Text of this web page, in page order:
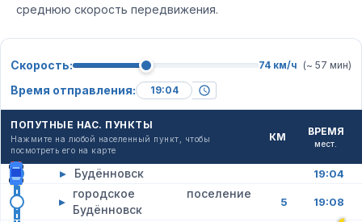
среднюю скорость передвижения.
Скорость: 74 км/ч (~ 57 мин)
Время отправления:
ПОПУТНЫЕ НАС. ПУНКТЫ
Нажмите на любой населенный пункт, чтобы
посмотреть его на карте
КМ ВРЕМЯ
мест.
▸ Будённовск 19:04
▸
городское поселение
Будённовск
5 19:08